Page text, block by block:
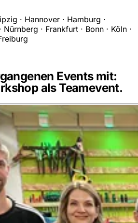
· Hannover · Hamburg ·
Nürnberg · Frankfurt · Bonn · Köln ·
Events mit:
als Teamevent.